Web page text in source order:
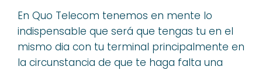
En Quo Telecom tenemos en mente lo
indispensable que será que tengas tu en el
mismo dia con tu terminal principalmente en
la circunstancia de que te haga falta una